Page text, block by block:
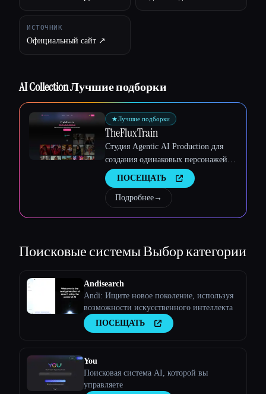
ИСТОЧНИК
Официальный сайт ↗︎
AI Collection Лучшие подборки
★Лучшие подборки
TheFluxTrain
Студия Agentic AI Production для
создания одинаковых персонажей,
рабочих процессов и видео
ПОСЕЩАТЬ
Подробнее→
Поисковые системыВыбор категории
Andisearch
Andi: Ищите новое поколение, используя
возможности искусственного интеллекта
ПОСЕЩАТЬ
You
Поисковая система AI, которой вы
управляете